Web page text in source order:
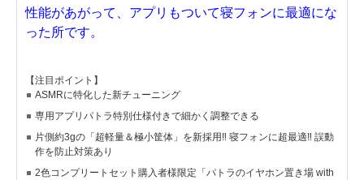
性能があがって、アプリもついて寝フォンに最適にな
った所です。
【注目ポイント】
ASMRに特化した新チューニング
専用アプリパトラ特別仕様付きで細かく調整できる
片側約3gの「超軽量＆極小筐体」を新採用‼ 寝フォンに超最適‼ 誤動
作を防止対策あり
2色コンプリートセット購入者様限定「パトラのイヤホン置き場 with